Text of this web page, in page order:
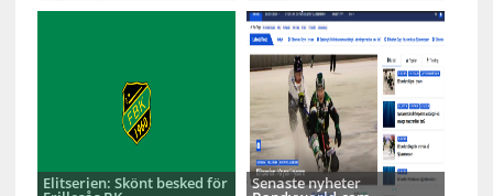
Elitserien: Skönt besked för Senaste nyheter